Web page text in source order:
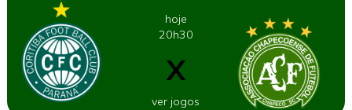
hoje
20h30
X
ver jogos